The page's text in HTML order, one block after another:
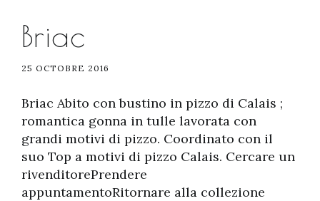
Briac
25 OCTOBRE 2016
Briac Abito con bustino in pizzo di Calais ;
romantica gonna in tulle lavorata con
grandi motivi di pizzo. Coordinato con il
suo Top a motivi di pizzo Calais. Cercare un
rivenditorePrendere
appuntamentoRitornare alla collezione